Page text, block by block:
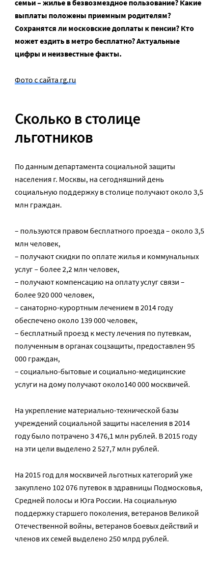
семьи – жилье в безвозмездное пользование? Какие
выплаты положены приемным родителям?
Сохранятся ли московские доплаты к пенсии? Кто
может ездить в метро бесплатно? Актуальные
цифры и неизвестные факты.
Фото с сайта rg.ru
Сколько в столице
льготников
По данным департамента социальной защиты
населения г. Москвы, на сегодняшний день
социальную поддержку в столице получают около 3,5
млн граждан.
– пользуются правом бесплатного проезда – около 3,5
млн человек,
– получают скидки по оплате жилья и коммунальных
услуг – более 2,2 млн человек,
– получают компенсацию на оплату услуг связи –
более 920 000 человек,
– санаторно-курортным лечением в 2014 году
обеспечено около 139 000 человек,
– бесплатный проезд к месту лечения по путевкам,
полученным в органах соцзащиты, предоставлен 95
000 граждан,
– социально-бытовые и социально-медицинские
услуги на дому получают около140 000 москвичей.
На укрепление материально-технической базы
учреждений социальной защиты населения в 2014
году было потрачено 3 476,1 млн рублей. В 2015 году
на эти цели выделено 2 527,7 млн рублей.
На 2015 год для москвичей льготных категорий уже
закуплено 102 076 путевок в здравницы Подмосковья,
Средней полосы и Юга России. На социальную
поддержку старшего поколения, ветеранов Великой
Отечественной войны, ветеранов боевых действий и
членов их семей выделено 250 млрд рублей.